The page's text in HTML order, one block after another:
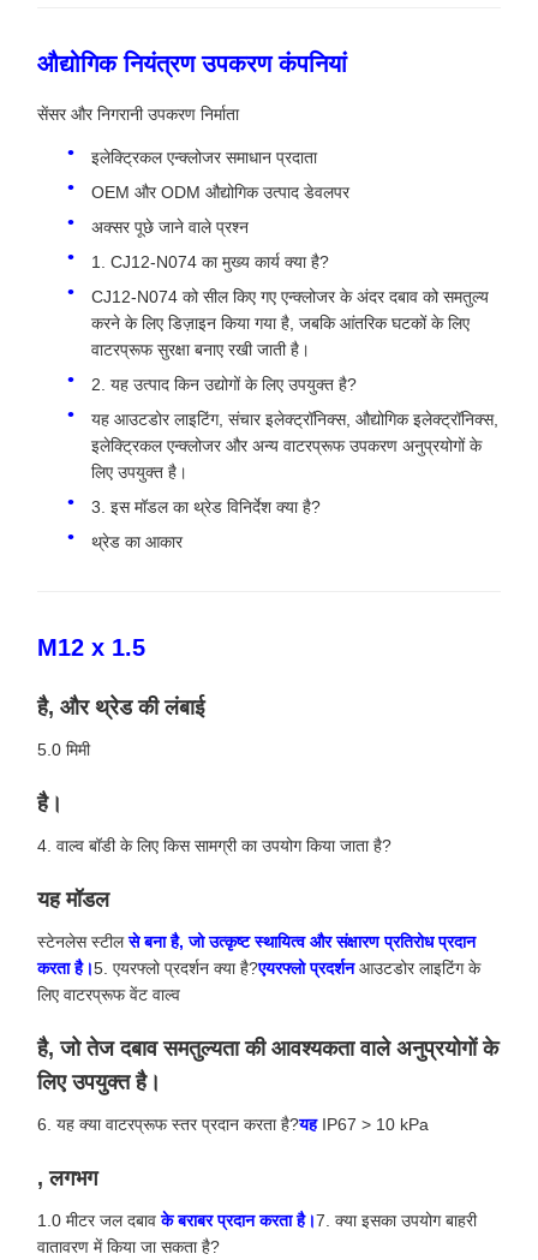
औद्योगिक नियंत्रण उपकरण कंपनियां
सेंसर और निगरानी उपकरण निर्माता
इलेक्ट्रिकल एन्क्लोजर समाधान प्रदाता
OEM और ODM औद्योगिक उत्पाद डेवलपर
अक्सर पूछे जाने वाले प्रश्न
1. CJ12-N074 का मुख्य कार्य क्या है?
CJ12-N074 को सील किए गए एन्क्लोजर के अंदर दबाव को समतुल्य
करने के लिए डिज़ाइन किया गया है, जबकि आंतरिक घटकों के लिए
वाटरप्रूफ सुरक्षा बनाए रखी जाती है।
2. यह उत्पाद किन उद्योगों के लिए उपयुक्त है?
यह आउटडोर लाइटिंग, संचार इलेक्ट्रॉनिक्स, औद्योगिक इलेक्ट्रॉनिक्स,
इलेक्ट्रिकल एन्क्लोजर और अन्य वाटरप्रूफ उपकरण अनुप्रयोगों के
लिए उपयुक्त है।
3. इस मॉडल का थ्रेड विनिर्देश क्या है?
थ्रेड का आकार
M12 x 1.5
है, और थ्रेड की लंबाई
5.0 मिमी
है।
4. वाल्व बॉडी के लिए किस सामग्री का उपयोग किया जाता है?
यह मॉडल
स्टेनलेस स्टीलसे बना है, जो उत्कृष्ट स्थायित्व और संक्षारण प्रतिरोध प्रदान
करता है।5. एयरफ्लो प्रदर्शन क्या है?एयरफ्लो प्रदर्शनआउटडोर लाइटिंग के
लिए वाटरप्रूफ वेंट वाल्व
है, जो तेज दबाव समतुल्यता की आवश्यकता वाले अनुप्रयोगों के
लिए उपयुक्त है।
6. यह क्या वाटरप्रूफ स्तर प्रदान करता है?यह IP67 > 10 kPa
, लगभग
1.0 मीटर जल दबावके बराबर प्रदान करता है।7. क्या इसका उपयोग बाहरी
वातावरण में किया जा सकता है?